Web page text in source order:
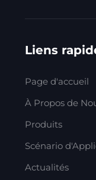
Liens
Page d'accueil
À Propos de
Produits
Scénario
Actualités